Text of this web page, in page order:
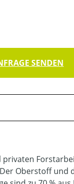
SENDEN
privaten
Oberstoff und